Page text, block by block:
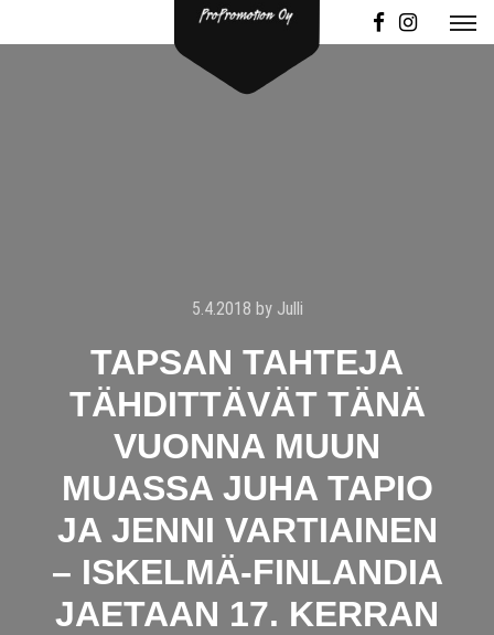
5.4.2018 by Julli
TAPSAN TAHTEJA
TÄHDITTÄVÄT TÄNÄ
VUONNA MUUN
MUASSA JUHA TAPIO
JA JENNI VARTIAINEN
– ISKELMÄ-FINLANDIA
JAETAAN 17. KERRAN